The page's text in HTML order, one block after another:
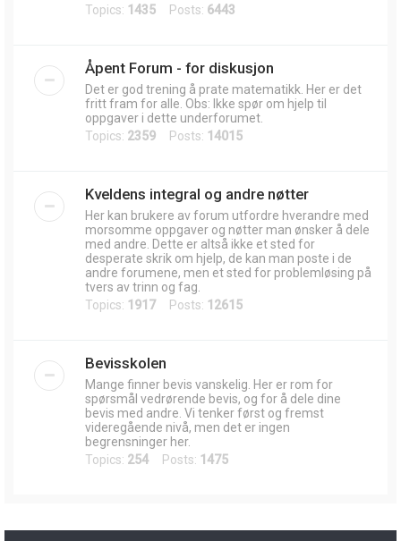
Topics: 1435 Posts: 6443
Åpent Forum - for diskusjon
Det er god trening å prate matematikk. Her er det
fritt fram for alle. Obs: Ikke spør om hjelp til
oppgaver i dette underforumet.
Topics: 2359 Posts: 14015
Kveldens integral og andre nøtter
Her kan brukere av forum utfordre hverandre med
morsomme oppgaver og nøtter man ønsker å dele
med andre. Dette er altså ikke et sted for
desperate skrik om hjelp, de kan man poste i de
andre forumene, men et sted for problemløsing på
tvers av trinn og fag.
Topics: 1917Posts: 12615
Bevisskolen
Mange finner bevis vanskelig. Her er rom for
spørsmål vedrørende bevis, og for å dele dine
bevis med andre. Vi tenker først og fremst
videregående nivå, men det er ingen
begrensninger her.
Topics: 254 Posts: 1475